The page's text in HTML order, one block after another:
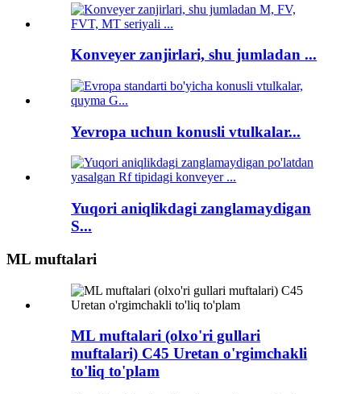
Konveyer zanjirlari, shu jumladan ...
Yevropa uchun konusli vtulkalar...
Yuqori aniqlikdagi zanglamaydigan
S...
ML muftalari
ML muftalari (olxo'ri gullari
muftalari) C45 Uretan o'rgimchakli
to'liq to'plam